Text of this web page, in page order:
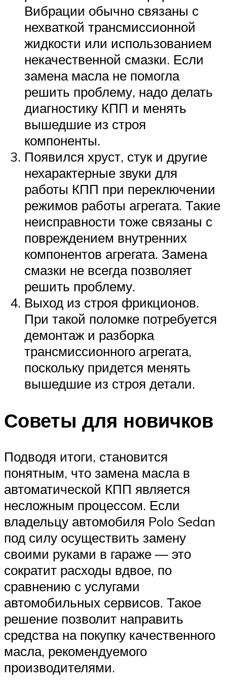
Вибрации обычно связаны с
нехваткой трансмиссионной
жидкости или использованием
некачественной смазки. Если
замена масла не помогла
решить проблему, надо делать
диагностику КПП и менять
вышедшие из строя
компоненты.
Появился хруст, стук и другие
нехарактерные звуки для
работы КПП при переключении
режимов работы агрегата. Такие
неисправности тоже связаны с
повреждением внутренних
компонентов агрегата. Замена
смазки не всегда позволяет
решить проблему.
Выход из строя фрикционов.
При такой поломке потребуется
демонтаж и разборка
трансмиссионного агрегата,
поскольку придется менять
вышедшие из строя детали.
Советы для новичков
Подводя итоги, становится
понятным, что замена масла в
автоматической КПП является
несложным процессом. Если
владельцу автомобиля Polo Sedan
под силу осуществить замену
своими руками в гараже — это
сократит расходы вдвое, по
сравнению с услугами
автомобильных сервисов. Такое
решение позволит направить
средства на покупку качественного
масла, рекомендуемого
производителями.